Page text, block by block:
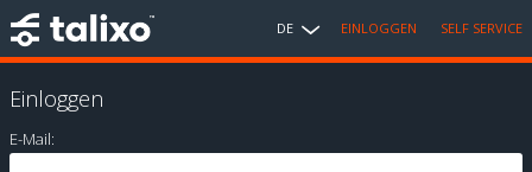
DE EINLOGGEN SELF SERVICE
Einloggen
E-Mail: